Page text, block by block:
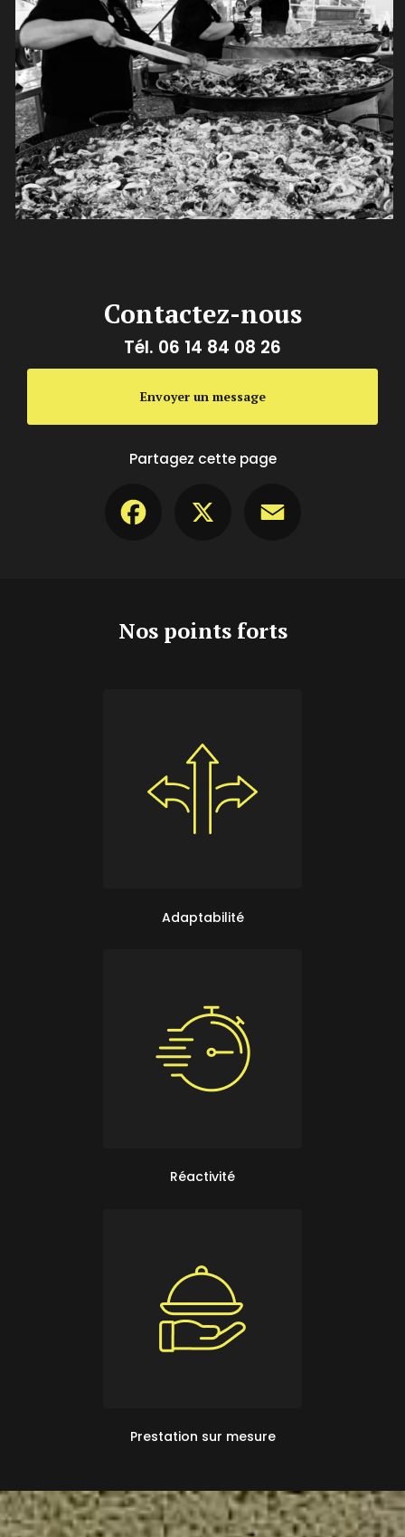
Contactez-nous
Tél. 06 14 84 08 26
Envoyer un message
Partagez cette page
Nos points forts
Adaptabilité
Réactivité
Prestation sur mesure